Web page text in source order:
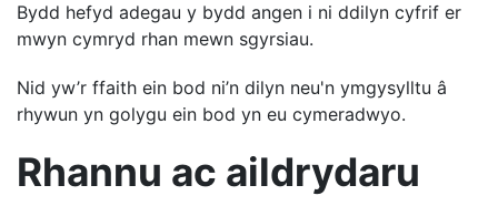
Bydd hefyd adegau y bydd angen i ni ddilyn cyfrif er
mwyn cymryd rhan mewn sgyrsiau.
Nid yw’r ffaith ein bod ni’n dilyn neu'n ymgysylltu â
rhywun yn golygu ein bod yn eu cymeradwyo.
Rhannu ac aildrydaru